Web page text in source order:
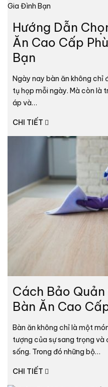
Hướng Dẫn
Ăn Cao Cấp
Bạn
Ngày nay bàn ăn không chỉ
tụ họp mỗi ngày. Mà còn là
áp và…
CHI TIẾT
Cách Bảo
Bàn Ăn Cao
Bàn ăn không chỉ là một
tượng của sự sang trọng và
sống. Trong đó những bộ…
CHI TIẾT